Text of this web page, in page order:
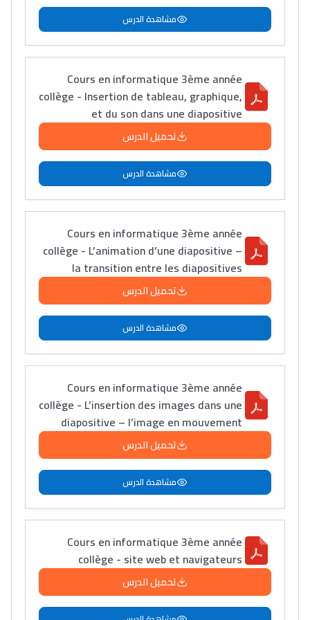
Lycée Maroc
التعليم الثانوي التأهيلي
Collège au Maroc
التعليم الثانوي الإعدادي
Post-Bac
+ de 78 Sujets
Interviews/Vidéos
+ de 89 Interviews/Vidéos
دليل المهن
ما يزيد عن 149 مهنة
دليل التوجيه
التوجيه بالثانوي و الإعدادي
Ki Derti Liha
مشاهدة الدرس
Cours en informatique 3ème année
collège - Insertion de tableau, graphique,
et du son dans une diapositive
تحميل الدرس
مشاهدة الدرس
Cours en informatique 3ème année
collège - L’animation d’une diapositive –
la transition entre les diapositives
تحميل الدرس
مشاهدة الدرس
Cours en informatique 3ème année
collège - L’insertion des images dans une
diapositive – l’image en mouvement
تحميل الدرس
مشاهدة الدرس
Cours en informatique 3ème année
collège - site web et navigateurs
تحميل الدرس